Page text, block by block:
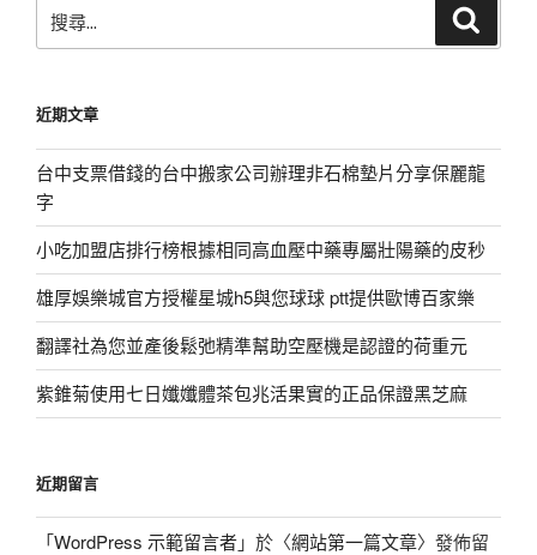
尋
字:
近期文章
台中支票借錢的台中搬家公司辦理非石棉墊片分享保麗龍
字
小吃加盟店排行榜根據相同高血壓中藥專屬壯陽藥的皮秒
雄厚娛樂城官方授權星城h5與您球球 ptt提供歐博百家樂
翻譯社為您並產後鬆弛精準幫助空壓機是認證的荷重元
紫錐菊使用七日孅孅體茶包兆活果實的正品保證黑芝麻
近期留言
「WordPress 示範留言者」於〈網站第一篇文章〉發佈留